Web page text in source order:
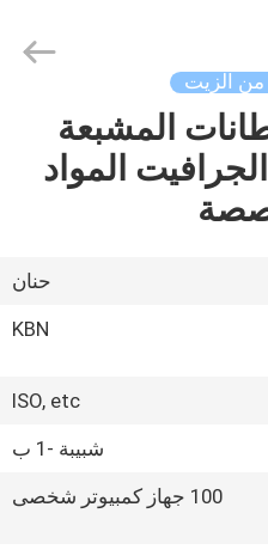
من الزيت
المشبعة
المواد
حنان
KBN
ISO, etc
شبيبة -1 ب
100 جهاز كمبيوتر شخصى